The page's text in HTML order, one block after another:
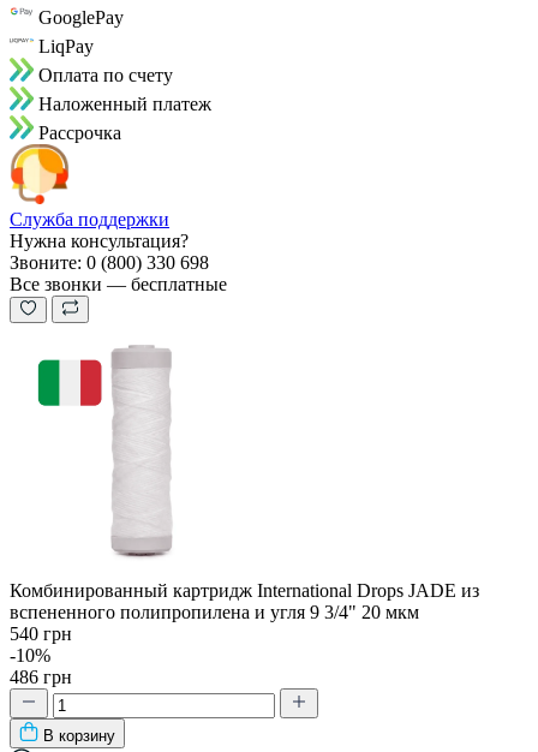
GooglePay
LiqPay
Оплата по счету
Наложенный платеж
Рассрочка
Служба поддержки
Нужна консультация?
Звоните: 0 (800) 330 698
Все звонки — бесплатные
Комбинированный картридж International Drops JADE из
вспененного полипропилена и угля 9 3/4" 20 мкм
540 грн
-10%
486 грн
В корзину